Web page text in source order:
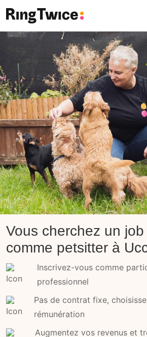
Ring Twice
Vous cherchez un
comme petsitter à
Inscrivez-vous comme
professionnel
Pas de contrat fixe,
rémunération
Augmentez vos revenus et